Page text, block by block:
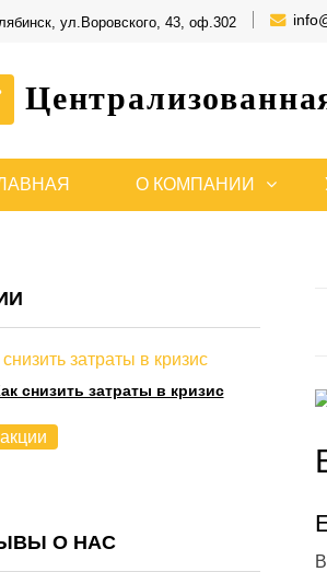
ул.Воровского, 43, оф.302
О КОМПАНИИ
снизить затраты в кризис
О НАС